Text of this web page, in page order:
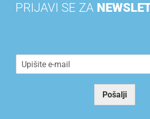
PRIJAVI SE ZA
m
Pošalji